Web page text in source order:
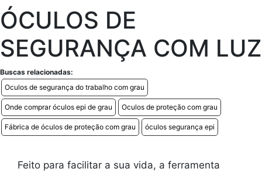
ÓCULOS DE
SEGURANÇA COM LUZ
Buscas relacionadas:
Oculos de segurança do trabalho com grau
Onde comprar óculos epi de grau Oculos de proteção com grau
Fábrica de óculos de proteção com grau óculos segurança epi
Feito para facilitar a sua vida, a ferramenta